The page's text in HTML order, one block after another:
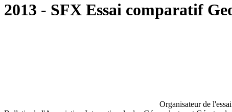
2013 - SFX Essai comparatif
Organisateur de